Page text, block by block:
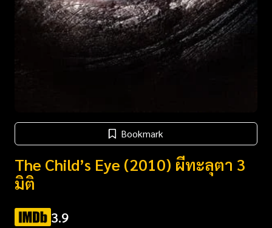
Bookmark
The Child’s Eye (2010) ผีทะลุตา 3
มิติ
3.9